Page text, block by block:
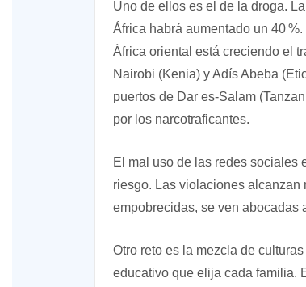
Uno de ellos es el de la droga.
África habrá aumentado un 40
África oriental está creciendo el
Nairobi (Kenia) y Adís Abeba
puertos de Dar es-Salam
por los narcotraficantes.
El mal uso de las redes sociales
riesgo. Las violaciones
empobrecidas, se ven abocadas
Otro reto es la mezcla de
educativo que elija cada familia.